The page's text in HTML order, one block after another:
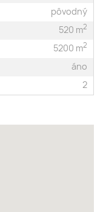
pôvodný
520 m2
5200 m2
áno
2